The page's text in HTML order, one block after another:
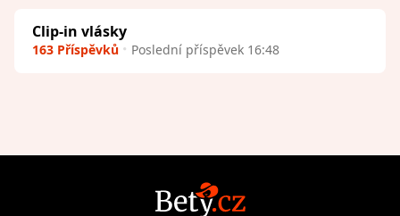
Clip-in vlásky
163 Příspěvků Poslední příspěvek 16:48